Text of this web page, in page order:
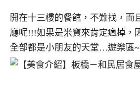
開在十三樓的餐館，不難找，而
廳呢!!!如果是米寶來肯定瘋掉，
全部都是小朋友的天堂…遊樂區